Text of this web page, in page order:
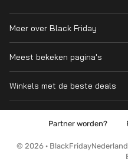
Meer over Black Friday
Wanneer is Black Friday?
Cyber Monday 2026
Over ons
Kennis en advies
Meest bekeken pagina's
Prijsvergelijker
PS5
Winkels met de beste deals
© 2026 ·
Partner worden?